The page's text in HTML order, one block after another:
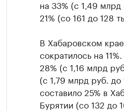
на 33% (с 1,49
21% (со 161 до 128
В Хабаровском
сократилось на
28% (с 1,16 млрд
(с 1,79 млрд руб.
составило 25% в
Бурятии (со 132 до